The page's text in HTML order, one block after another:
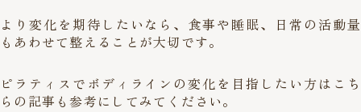
より変化を期待したいなら、食事や睡眠、日常の活動量
もあわせて整えることが大切です。
ピラティスでボディラインの変化を目指したい方はこち
らの記事も参考にしてみてください。